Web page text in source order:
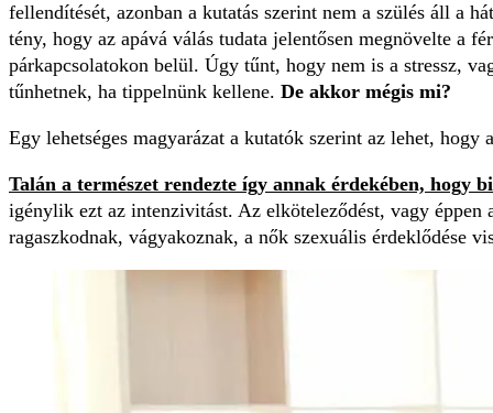
fellendítését, azonban a kutatás szerint nem a szülés áll a
tény, hogy az apává válás tudata jelentősen megnövelte a
párkapcsolatokon belül. Úgy tűnt, hogy nem is a stressz,
tűnhetnek, ha tippelnünk kellene. De akkor mégis mi?
Egy lehetséges magyarázat a kutatók szerint az lehet, hogy
Talán a természet rendezte így annak érdekében, hogy
igénylik ezt az intenzivitást. Az elköteleződést, vagy
ragaszkodnak, vágyakoznak, a nők szexuális érdeklődése